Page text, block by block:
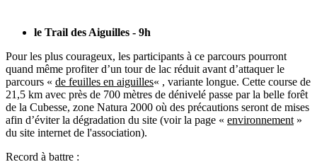
le Trail des Aiguilles - 9h
Pour les plus courageux, les participants à ce parcours pourront
quand même profiter d’un tour de lac réduit avant d’attaquer le
parcours « de feuilles en aiguilles« , variante longue. Cette course de
21,5 km avec près de 700 mètres de dénivelé passe par la belle forêt
de la Cubesse, zone Natura 2000 où des précautions seront de mises
afin d’éviter la dégradation du site (voir la page « environnement »
du site internet de l'association).
Record à battre :